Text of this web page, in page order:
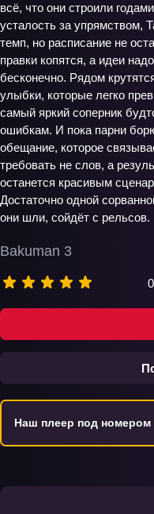
Bakuman 3
0
всё, что они строили
усталость за упрямством,
темп, но расписание не
правки копятся, а идеи
бесконечно. Рядом
улыбки, которые легко
самый яркий соперник
ошибкам. И пока парни
обещание, которое
требовать не слов, а
останется красивым
Достаточно одной
они шли, сойдёт с рельсов.
Наш плеер под номером